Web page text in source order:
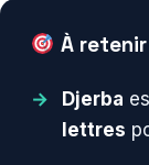
À retenir
Djerba
lettres